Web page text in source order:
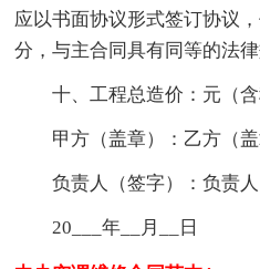
应以书面协议形式签订协议
分，与主合同具有同等的法律
十、工程总造价：元（含
甲方（盖章）：乙方（盖
负责人（签字）：负责人
20___年__月__日